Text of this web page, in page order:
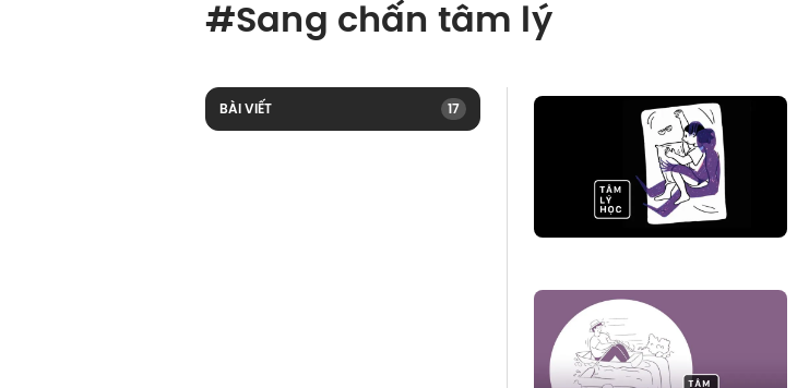
#Sang chấn tâm lý
BÀI VIẾT 17